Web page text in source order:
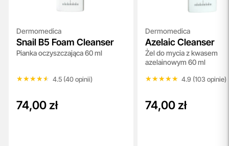
Dermomedica
Snail B5 Foam Cleanser
Pianka oczyszczająca 60 ml
★★★★★
★★★★★ 4.5 (40 opinii)
74,00 zł
Dermomedica
Azelaic Cleanser
Żel do mycia z kwasem
azelainowym 60 ml
★★★★★
★★★★★ 4.9 (103 opinie)
74,00 zł